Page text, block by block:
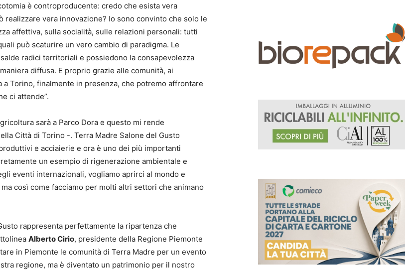
è controproducente: credo che esista vera
vera innovazione? Io sono convinto che solo le
affettiva, sulla socialità, sulle relazioni personali: tutti
può scaturire un vero cambio di paradigma. Le
radici territoriali e possiedono la consapevolezza
diffusa. E proprio grazie alle comunità, ai
Torino, finalmente in presenza, che potremo affrontare
ci attende”.
sarà a Parco Dora e questo mi rende
Città di Torino -. Terra Madre Salone del Gusto
e acciaierie e ora è uno dei più importanti
un esempio di rigenerazione ambientale e
eventi internazionali, vogliamo aprirci al mondo e
così come facciamo per molti altri settori che animano
rappresenta perfettamente la ripartenza che
Alberto Cirio, presidente della Regione Piemonte
in Piemonte le comunità di Terra Madre per un evento
regione, ma è diventato un patrimonio per il nostro